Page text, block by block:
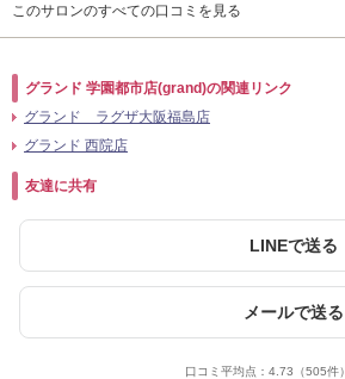
このサロンのすべての口コミを見る
グランド 学園都市店(grand)の関連リンク
グランド ラグザ大阪福島店
グランド 西院店
友達に共有
LINEで送る
メールで送る
口コミ平均点： 4.73 （505件）